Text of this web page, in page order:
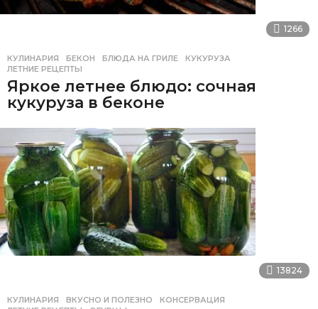
1266
КУЛИНАРИЯ БЕКОН ,БЛЮДА НА ГРИЛЕ ,КУКУРУЗА
ЛЕТНИЕ РЕЦЕПТЫ
Яркое летнее блюдо: сочная
кукуруза в беконе
13824
КУЛИНАРИЯ ВКУСНО И ПОЛЕЗНО ,КОНСЕРВАЦИЯ